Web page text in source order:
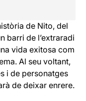
de Nito, del
barri de l’extraradi
vida exitosa com
Al seu voltant,
i de personatges
de deixar enrere.